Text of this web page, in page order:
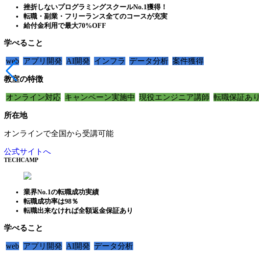
挫折しないプログラミングスクールNo.1獲得！
転職・副業・フリーランス全てのコースが充実
給付金利用で最大70%OFF
学べること
web アプリ開発 AI開発 インフラ データ分析 案件獲得
教室の特徴
オンライン対応 キャンペーン実施中 現役エンジニア講師 転職保証あり
所在地
オンラインで全国から受講可能
公式サイトへ
TECHCAMP
業界No.1の転職成功実績
転職成功率は98％
転職出来なければ全額返金保証あり
学べること
web アプリ開発 AI開発 データ分析